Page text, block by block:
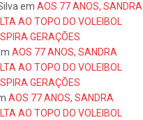
em AOS 77 ANOS, SANDRA
AO TOPO DO VOLEIBOL
GERAÇÕES
AOS 77 ANOS, SANDRA
AO TOPO DO VOLEIBOL
GERAÇÕES
AOS 77 ANOS, SANDRA
AO TOPO DO VOLEIBOL